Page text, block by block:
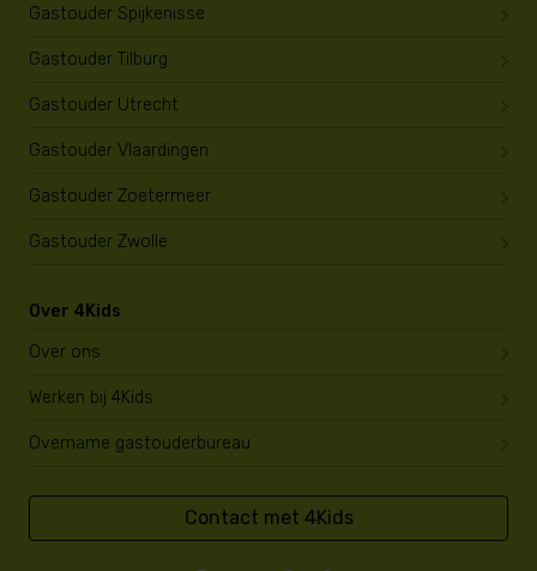
Gastouder Spijkenisse
Gastouder Tilburg
Gastouder Utrecht
Gastouder Vlaardingen
Gastouder Zoetermeer
Gastouder Zwolle
Over 4Kids
Over ons
Werken bij 4Kids
Overname gastouderbureau
Contact met 4Kids